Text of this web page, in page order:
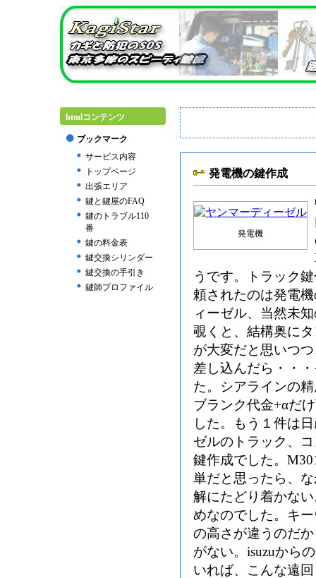
発電機の鍵作成
発電機
うです。トラック
頼されたのは発電
ィーゼル、当然未
覗くと、結構奥に
が大変だと思いつ
差し込んだら・・
た。シアラインの
ブランク代金+αだ
した。
もう１件は
ゼルのトラック、
鍵作成でした。
単だと思ったら、
解にたどり着かな
めなのでした。キ
の高さが違うのだ
がない。isuzuから
いれば、こんな遠
htmlコンテンツ
ブックマーク
サービス内容
トップページ
出張エリア
鍵と鍵屋のFAQ
鍵のトラブル110
番
鍵の料金表
鍵交換シリンダー
鍵交換の手引き
鍵師プロファイル